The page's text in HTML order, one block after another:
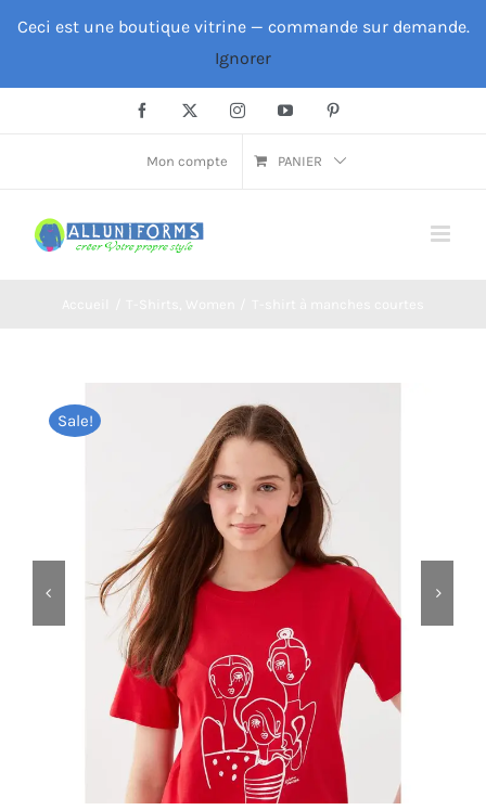
Ceci est une boutique vitrine — commande sur demande.
Ignorer
Facebook InstagramYouTube
Mon compte PANIER
Sale!